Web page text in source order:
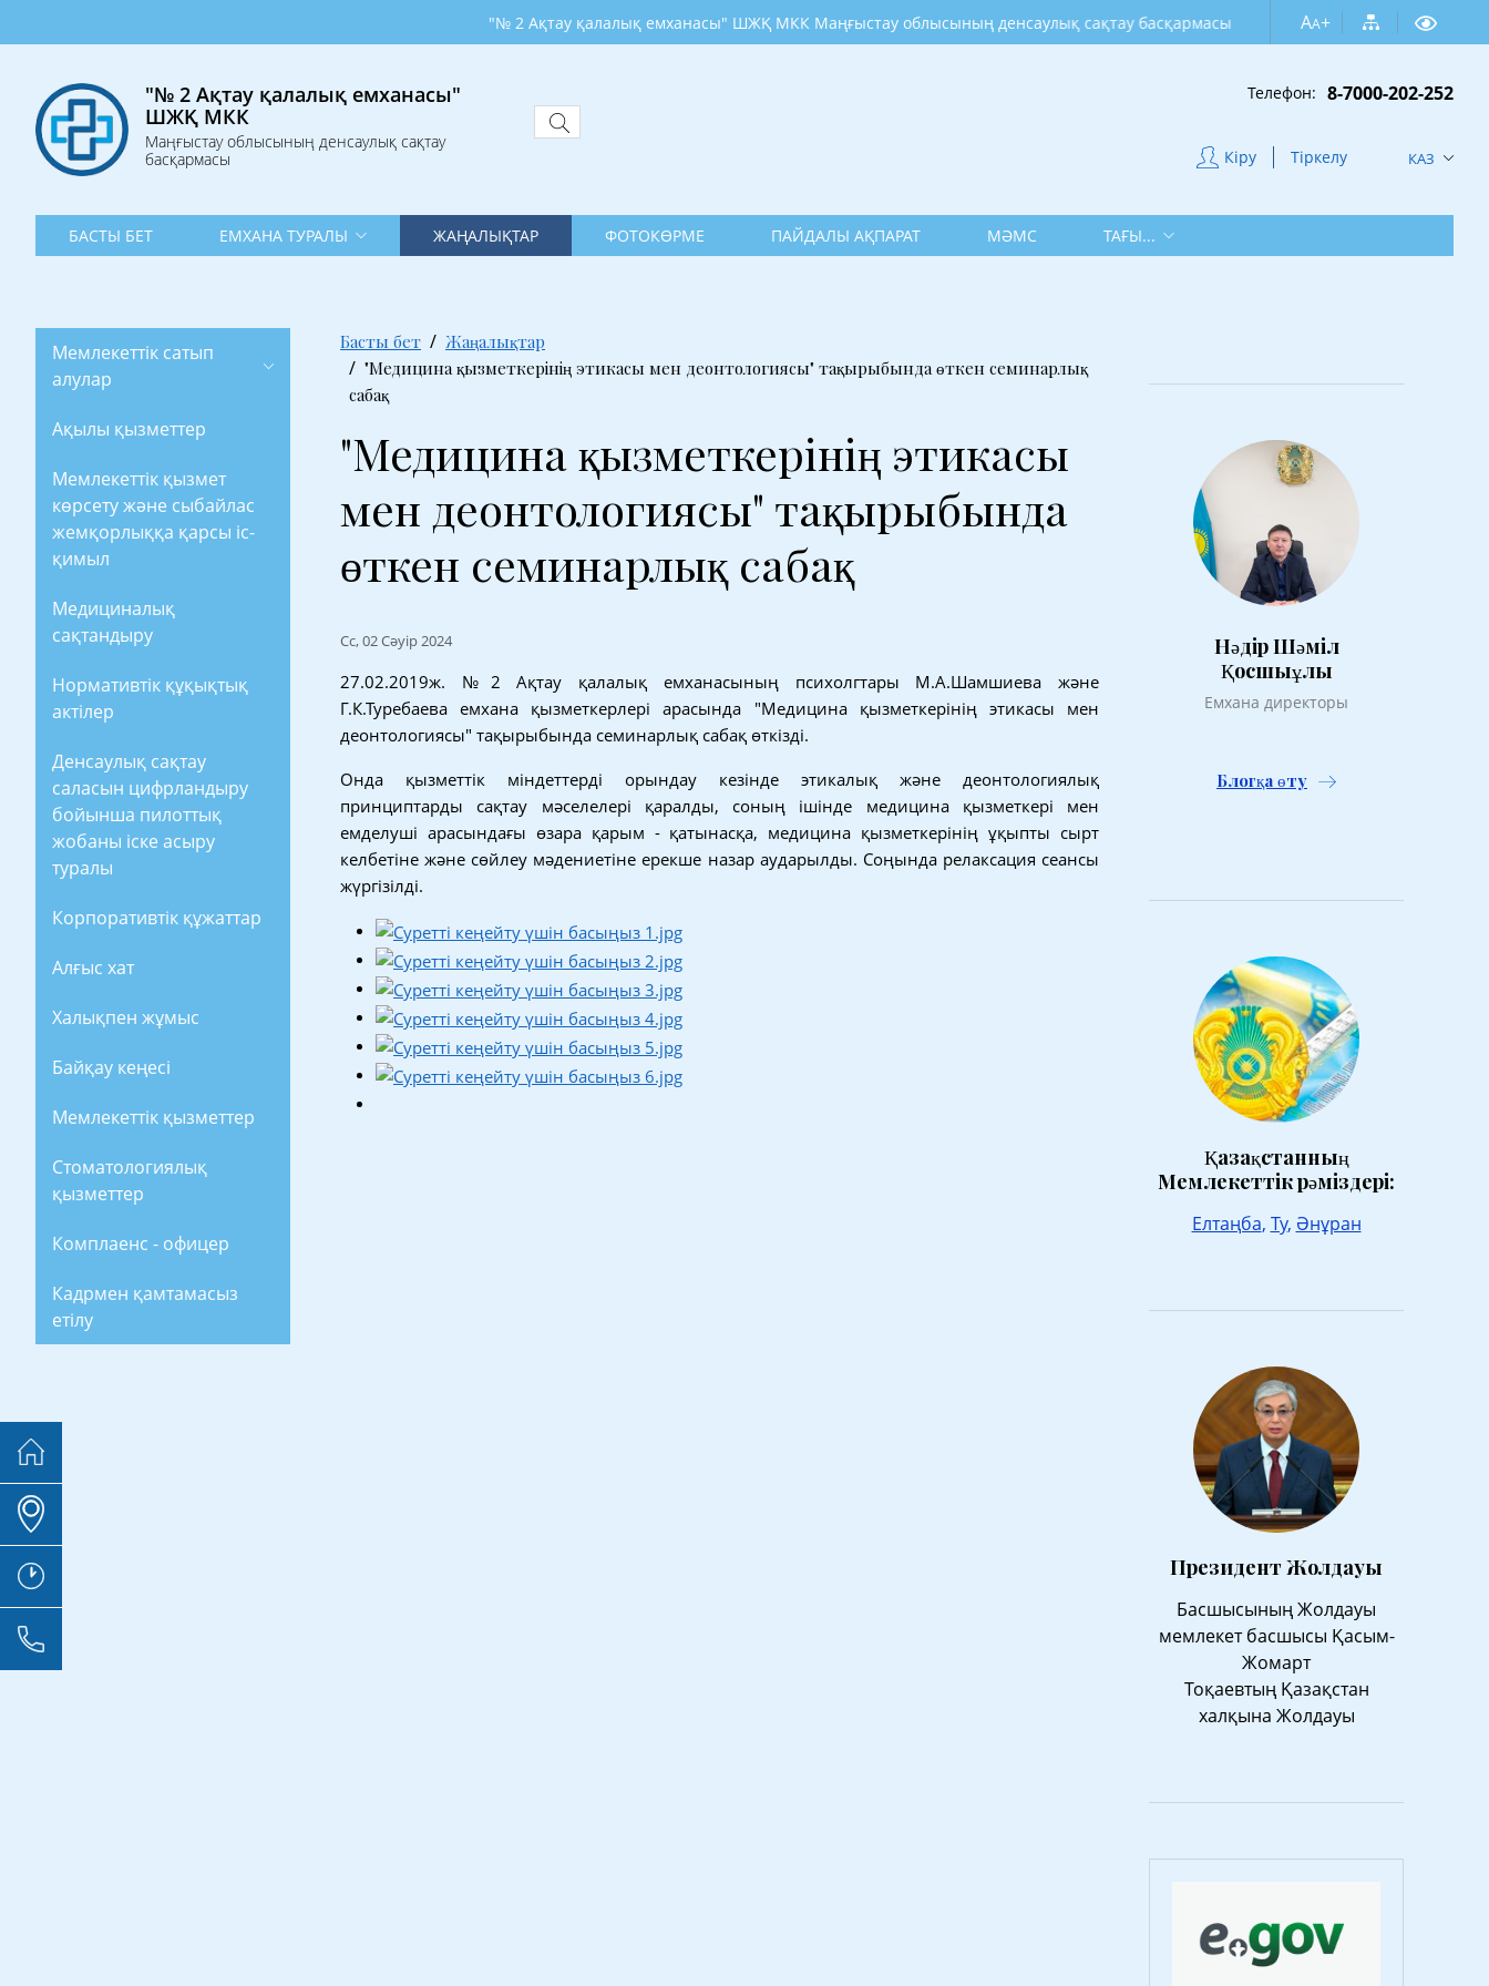
"№ 2 Ақтау қалалық емханасы" ШЖҚ МКК Маңғыстау облысының денсаулық сақтау басқармасы AA+
"№ 2 Ақтау қалалық емханасы"
ШЖҚ МКК
Маңғыстау облысының денсаулық сақтау
басқармасы
Телефон: 8-7000-202-252
Кіру Тіркелу КАЗ
БАСТЫ БЕТ ЕМХАНА ТУРАЛЫ ЖАҢАЛЫҚТАР ФОТОКӨРМЕ ПАЙДАЛЫ АҚПАРАТ МӘМС ТАҒЫ...
Мемлекеттік сатып
алулар
Ақылы қызметтер
Мемлекеттік қызмет
көрсету және сыбайлас
жемқорлыққа қарсы іс-
қимыл
Медициналық
сақтандыру
Нормативтік құқықтық
актілер
Денсаулық сақтау
саласын цифрландыру
бойынша пилоттық
жобаны іске асыру
туралы
Корпоративтік құжаттар
Алғыс хат
Халықпен жұмыс
Байқау кеңесі
Мемлекеттік қызметтер
Стоматологиялық
қызметтер
Комплаенс - офицер
Кадрмен қамтамасыз
етілу
Басты бет
Жаңалықтар
"Медицина қызметкерінің этикасы мен деонтологиясы" тақырыбында өткен семинарлық
сабақ
"Медицина қызметкерінің этикасы
мен деонтологиясы" тақырыбында
өткен семинарлық сабақ
Сс, 02 Сәуір 2024
27.02.2019ж. №2 Ақтау қалалық емханасының психолгтары М.А.Шамшиева және
Г.К.Туребаева емхана қызметкерлері арасында "Медицина қызметкерінің этикасы мен
деонтологиясы" тақырыбында семинарлық сабақ өткізді.
Онда қызметтік міндеттерді орындау кезінде этикалық және деонтологиялық
принциптарды сақтау мәселелері қаралды, соның ішінде медицина қызметкері мен
емделуші арасындағы өзара қарым - қатынасқа, медицина қызметкерінің ұқыпты сырт
келбетіне және сөйлеу мәдениетіне ерекше назар аударылды. Соңында релаксация сеансы
жүргізілді.
Нәдір Шәміл
Қосшыұлы
Емхана директоры
Блогқа өту
Қазақстанның
Мемлекеттік рәміздері:
Елтаңба, Ту, Әнұран
Президент Жолдауы
Басшысының Жолдауы
мемлекет басшысы Қасым-
Жомарт
Тоқаевтың Қазақстан
халқына Жолдауы